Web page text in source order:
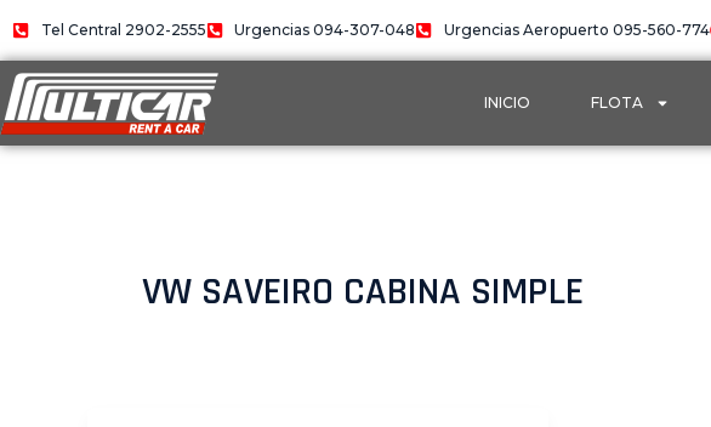
al
contenido
Tel Central 2902-2555 Urgencias 094-307-048 Urgencias Aeropuerto 095-560-774
INICIO FLOTA
VW SAVEIRO CABINA SIMPLE​